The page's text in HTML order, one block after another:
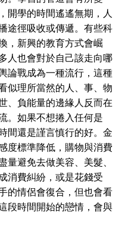
開學的時間遙遙無期，人
途徑吸收或傳遞。有些科
，新興的教育方式會崛
人也會對於自己該走向哪
論戰成為一種流行，這種
似理所當然的人、事、物
、負能量的邊緣人反而在
。如果不想捲入任何是
間還是謹言慎行的好。金
度標準降低，購物與消費
量避免去做美容、美髮、
消費糾紛，或是花錢受
的情侶會復合，但也會看
段時間開始的戀情，會與